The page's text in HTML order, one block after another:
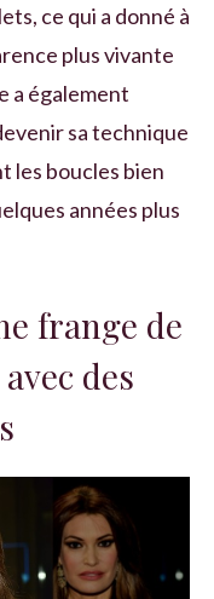
ce qui a donné à
plus vivante
a également
sa technique
les boucles bien
années plus
frange de
des